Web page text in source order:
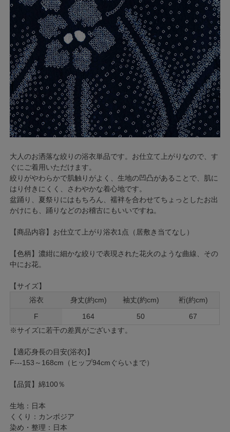
大人のお洒落な絞りの浴衣単品です。お仕立て上がりなので、す
ぐにご着用いただけます。
絞りがやわらかで肌触りがよく、生地の凹凸があることで、肌に
はり付きにくく、さわやかな着心地です。
盆踊り、夏祭りにはもちろん、襦袢を合わせてちょっとしたお出
かけにも、踊りなどのお稽古にもいいですね。
【商品内容】お仕立て上がり浴衣1点（居敷き当てなし）
【色柄】濃紺に細かな絞りで表現された花火のような曲線、その
中にお花。
【サイズ】
浴衣
身丈(約cm) 袖丈(約cm)
裄(約cm)
F
164 50
67
※サイズに若干の差異がございます。
【適応身長の目安(浴衣)】
F---153～168cm（ヒップ94cmぐらいまで）
【品質】綿100％
生地：日本
くくり：カンボジア
染め・整理：日本